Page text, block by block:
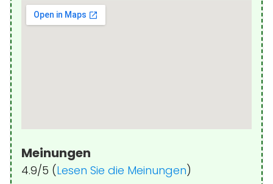
Meinungen
4.9/5 (Lesen Sie die Meinungen)